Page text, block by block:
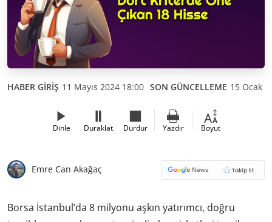
HABER GİRİŞ 11 Mayıs 2024 18:00 SON GÜNCELLEME 15 Ocak
Dinle Duraklat Durdur Yazdır Boyut
Emre Can Akağaç
Borsa İstanbul’da 8 milyonu aşkın yatırımcı, doğru